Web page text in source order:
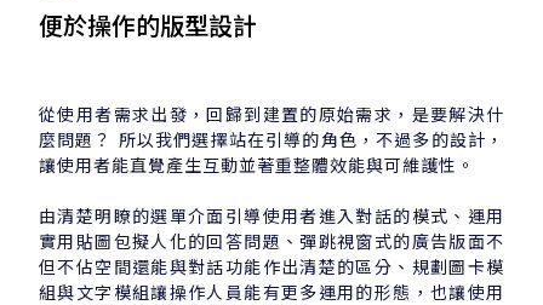
便於操作的版型設計
從使用者需求出發，回歸到建置的原始需求，是要解決什
麼問題？ 所以我們選擇站在引導的角色，不過多的設計，
讓使用者能直覺產生互動並著重整體效能與可維護性。
由清楚明瞭的選單介面引導使用者進入對話的模式、運用
實用貼圖包擬人化的回答問題、彈跳視窗式的廣告版面不
但不佔空間還能與對話功能作出清楚的區分、規劃圖卡模
組與文字模組讓操作人員能有更多運用的形態，也讓使用